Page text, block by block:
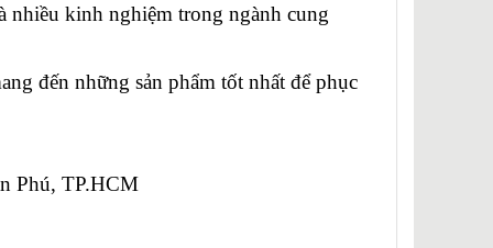
nhiều kinh nghiệm trong ngành cung
đến những sản phẩm tốt nhất để phục
Phú, TP.HCM